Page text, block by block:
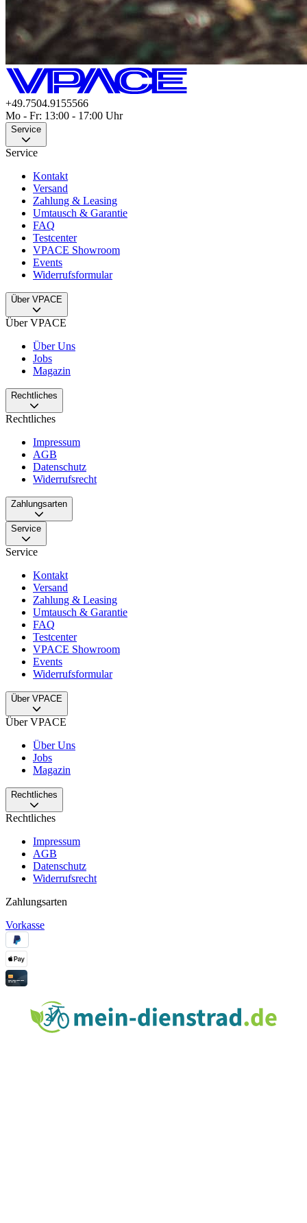
+49.7504.9155566
Mo - Fr: 13:00 - 17:00 Uhr
Service
Service
Kontakt
Versand
Zahlung & Leasing
Umtausch & Garantie
FAQ
Testcenter
VPACE Showroom
Events
Widerrufsformular
Über VPACE
Über VPACE
Über Uns
Jobs
Magazin
Rechtliches
Rechtliches
Impressum
AGB
Datenschutz
Widerrufsrecht
Zahlungsarten
Service
Service
Kontakt
Versand
Zahlung & Leasing
Umtausch & Garantie
FAQ
Testcenter
VPACE Showroom
Events
Widerrufsformular
Über VPACE
Über VPACE
Über Uns
Jobs
Magazin
Rechtliches
Rechtliches
Impressum
AGB
Datenschutz
Widerrufsrecht
Zahlungsarten
Vorkasse